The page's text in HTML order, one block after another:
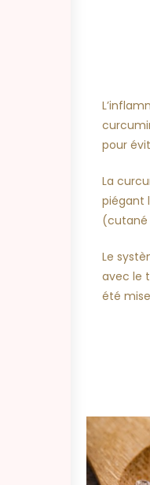
pour
La
piégant
(cutané
Le
avec le
été